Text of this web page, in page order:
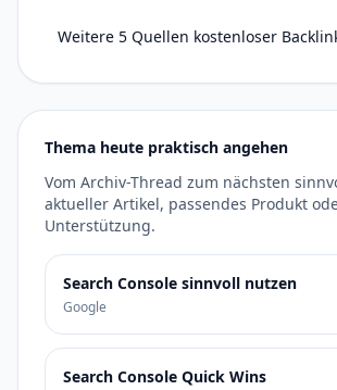
Weitere 5 Quellen kostenloser
Thema heute praktisch angehen
Vom Archiv-Thread zum nächsten
aktueller Artikel, passendes Produkt
Unterstützung.
Search Console sinnvoll nutzen
Google
Search Console Quick Wins